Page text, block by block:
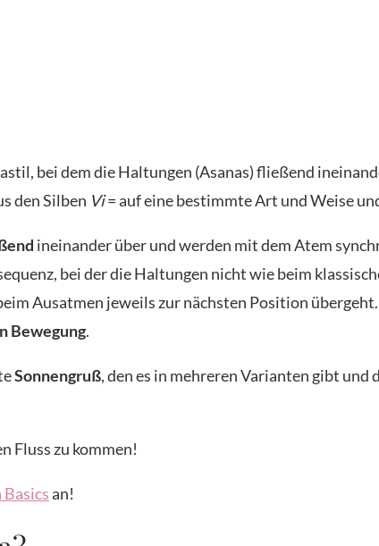
bei dem die Haltungen (Asanas) fließend
den Silben Vi= auf eine bestimmte Art und Weise
ineinander über und werden mit dem Atem
bei der die Haltungen nicht wie beim
Ausatmen jeweils zur nächsten Position
Bewegung.
Sonnengruß, den es in mehreren Varianten gibt und
Fluss zu kommen!
an!